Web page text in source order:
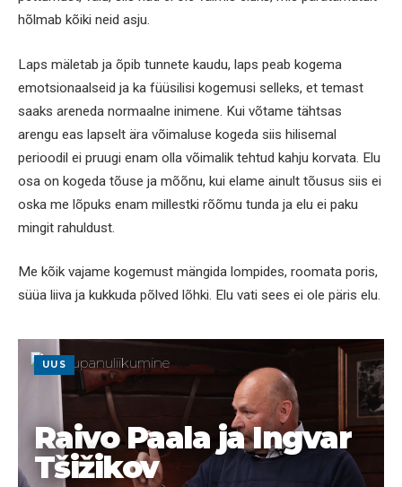
hõlmab kõiki neid asju.
Laps mäletab ja õpib tunnete kaudu, laps peab kogema
emotsionaalseid ja ka füüsilisi kogemusi selleks, et temast
saaks areneda normaalne inimene. Kui võtame tähtsas
arengu eas lapselt ära võimaluse kogeda siis hilisemal
perioodil ei pruugi enam olla võimalik tehtud kahju korvata. Elu
osa on kogeda tõuse ja mõõnu, kui elame ainult tõusus siis ei
oska me lõpuks enam millestki rõõmu tunda ja elu ei paku
mingit rahuldust.
Me kõik vajame kogemust mängida lompides, roomata poris,
süüa liiva ja kukkuda põlved lõhki. Elu vati sees ei ole päris elu.
UUS
Raivo Paala ja Ingvar
Tšižikov